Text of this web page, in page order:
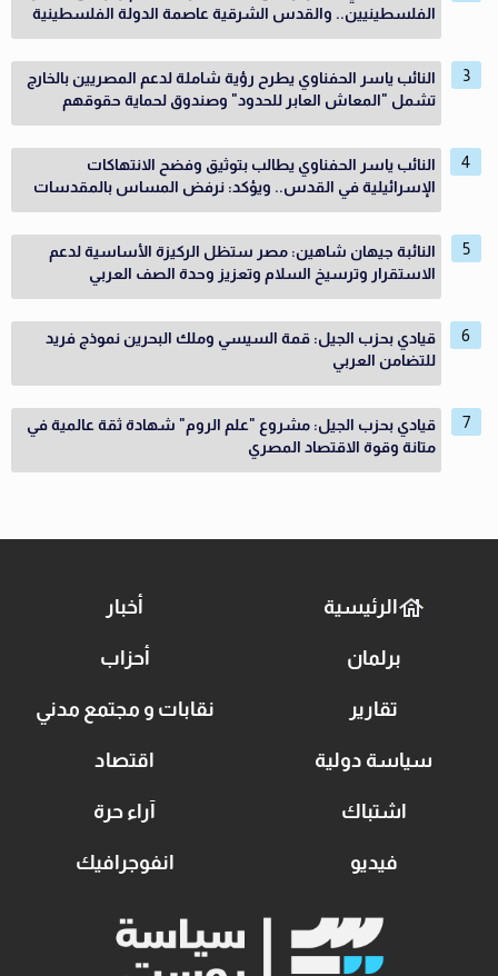
الفلسطينيين.. والقدس الشرقية عاصمة الدولة الفلسطينية
النائب ياسر الحفناوي يطرح رؤية شاملة لدعم المصريين بالخارج
تشمل "المعاش العابر للحدود" وصندوق لحماية حقوقهم
النائب ياسر الحفناوي يطالب بتوثيق وفضح الانتهاكات
الإسرائيلية في القدس.. ويؤكد: نرفض المساس بالمقدسات
النائبة جيهان شاهين: مصر ستظل الركيزة الأساسية لدعم
الاستقرار وترسيخ السلام وتعزيز وحدة الصف العربي
قيادي بحزب الجيل: قمة السيسي وملك البحرين نموذج فريد
للتضامن العربي
قيادي بحزب الجيل: مشروع "علم الروم" شهادة ثقة عالمية في
متانة وقوة الاقتصاد المصري
الرئيسية أخبار
برلمان أحزاب
تقارير نقابات و مجتمع مدني
سياسة دولية اقتصاد
اشتباك آراء حرة
فيديو انفوجرافيك